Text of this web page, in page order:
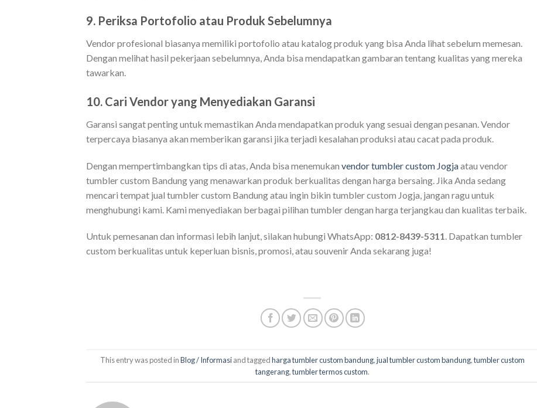
9. Periksa Portofolio atau Produk Sebelumnya
Vendor profesional biasanya memiliki portofolio atau katalog produk yang bisa Anda lihat sebelum memesan.
Dengan melihat hasil pekerjaan sebelumnya, Anda bisa mendapatkan gambaran tentang kualitas yang mereka
tawarkan.
10. Cari Vendor yang Menyediakan Garansi
Garansi sangat penting untuk memastikan Anda mendapatkan produk yang sesuai dengan pesanan. Vendor
terpercaya biasanya akan memberikan garansi jika terjadi kesalahan produksi atau cacat pada produk.
Dengan mempertimbangkan tips di atas, Anda bisa menemukan vendor tumbler custom Jogjaatau vendor
tumbler custom Bandung yang menawarkan produk berkualitas dengan harga bersaing. Jika Anda sedang
mencari tempat jual tumbler custom Bandung atau ingin bikin tumbler custom Jogja, jangan ragu untuk
menghubungi kami. Kami menyediakan berbagai pilihan tumbler dengan harga terjangkau dan kualitas terbaik.
Untuk pemesanan dan informasi lebih lanjut, silakan hubungi WhatsApp: 0812-8439-5311. Dapatkan tumbler
custom berkualitas untuk keperluan bisnis, promosi, atau souvenir Anda sekarang juga!
This entry was posted inBlog / Informasiand taggedharga tumbler custom bandung,jual tumbler custom bandung,tumbler custom
tangerang,tumbler termos custom.